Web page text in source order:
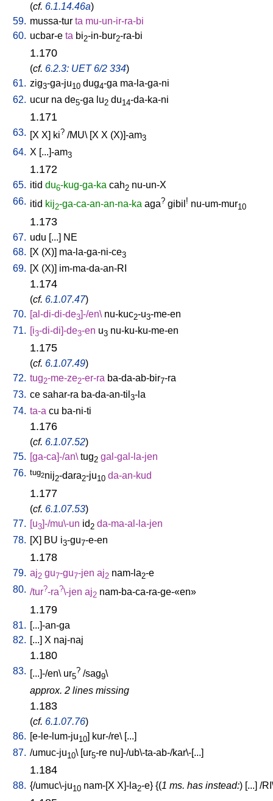
(cf. 6.1.14.46a)
59. mussa-tur ta mu-un-ir-ra-bi
60. ucbar-e ta bi2-in-bur2-ra-bi
1.170
(cf. 6.2.3: UET 6/2 334)
61. zig3-ga-ju10 dug4-ga ma-la-ga-ni
62. ucur na de5-ga lu2 du14-da-ka-ni
1.171
63. [X X] ki? /MU\ [X X (X)]-am3
64. X [...]-am3
1.172
65. itid du6-kug-ga-ka cah2 nu-un-X
66. itid kij2-ga-ca-an-an-na-ka aga? gibil ! nu-um-mur10
1.173
67. udu [...] NE
68. [X (X)] ma-la-ga-ni-ce3
69. [X (X)] im-ma-da-an-RI
1.174
(cf. 6.1.07.47)
70. [al-di-di-de3]-/en\ nu-kuc2-u3-me-en
71. [i3-di-di]-de3-en u3 nu-ku-ku-me-en
1.175
(cf. 6.1.07.49)
72. tug2-me-ze2-er-ra ba-da-ab-bir7-ra
73. ce sahar-ra ba-da-an-til 3-la
74. ta-a cu ba-ni-ti
1.176
(cf. 6.1.07.52)
75. [ga-ca]-/an\ tug2 gal-gal-la-jen
76. tug2nij2-dara2-ju10 da-an-kud
1.177
(cf. 6.1.07.53)
77. [u3]-/mu\-un id 2 da-ma-al-la-jen
78. [X] BU i3-gu7-e-en
1.178
79. aj2 gu7-gu7-jen aj2 nam-la2-e
80. /tur?-ra?\-jen aj2 nam-ba-ca-ra-ge-«en»
1.179
81. [...]-an-ga
82. [...] X naj-naj
1.180
83. [...]-/en\ ur5
? /sag9\
approx. 2 lines missing
1.183
(cf. 6.1.07.76)
86. [e-le-lum-ju10] kur-/re\ [...]
87. /umuc-ju10\ [ur5-re nu]-/ub\-ta-ab-/kar\-[...]
1.184
88. {/umuc\-ju10 nam-[X X]-la2-e} {(1 ms. has instead:) [...] /RI